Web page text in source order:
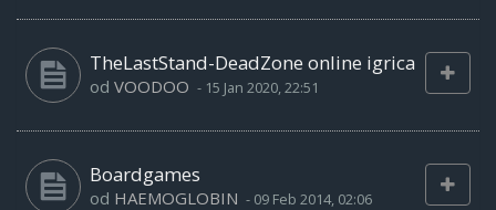
TheLastStand-DeadZone online igrica
od VOODOO - 15 Jan 2020, 22:51
Boardgames
od HAEMOGLOBIN - 09 Feb 2014, 02:06